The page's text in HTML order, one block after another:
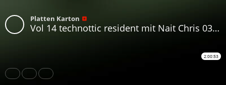
Platten Karton
Vol 14 technottic resident mit Nait Chris 03.02.23
2:00:53
Share